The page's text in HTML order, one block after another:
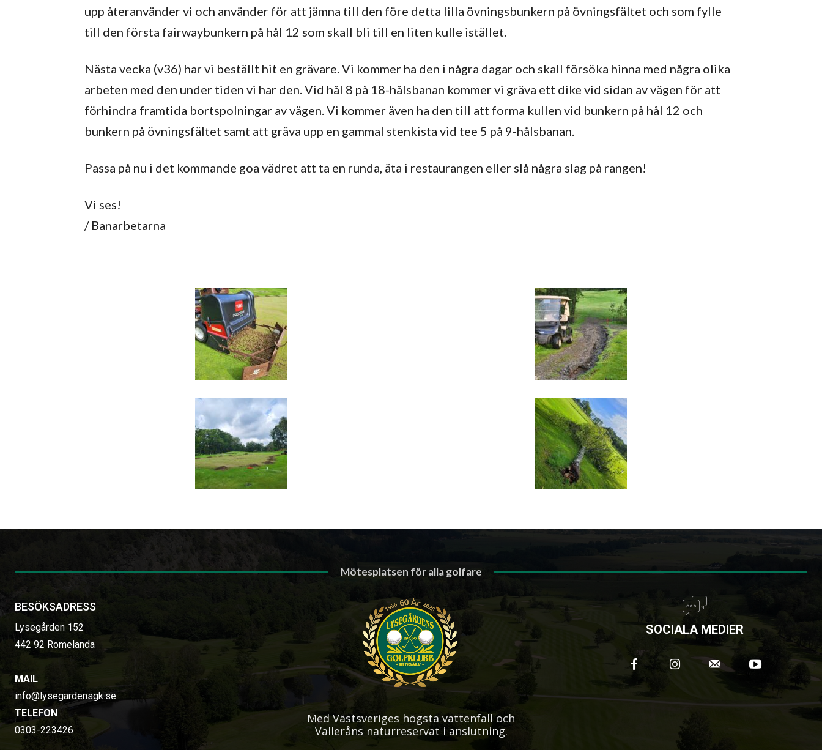
upp återanvänder vi och använder för att jämna till den före detta lilla övningsbunkern på övningsfältet och som fylle
till den första fairwaybunkern på hål 12 som skall bli till en liten kulle istället.
Nästa vecka (v36) har vi beställt hit en grävare. Vi kommer ha den i några dagar och skall försöka hinna med några olika
arbeten med den under tiden vi har den. Vid hål 8 på 18-hålsbanan kommer vi gräva ett dike vid sidan av vägen för att
förhindra framtida bortspolningar av vägen. Vi kommer även ha den till att forma kullen vid bunkern på hål 12 och
bunkern på övningsfältet samt att gräva upp en gammal stenkista vid tee 5 på 9-hålsbanan.
Passa på nu i det kommande goa vädret att ta en runda, äta i restaurangen eller slå några slag på rangen!
Vi ses!
/ Banarbetarna
Mötesplatsen för alla golfare
BESÖKSADRESS
Lysegården 152
442 92 Romelanda
MAIL
info@lysegardensgk.se
TELEFON
0303-223426
Med Västsveriges högsta vattenfall och
Valleråns naturreservat i anslutning.
SOCIALA MEDIER